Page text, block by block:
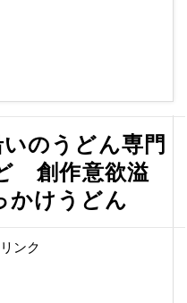
いのうどん専門
創作意欲溢
かけうどん
ンク